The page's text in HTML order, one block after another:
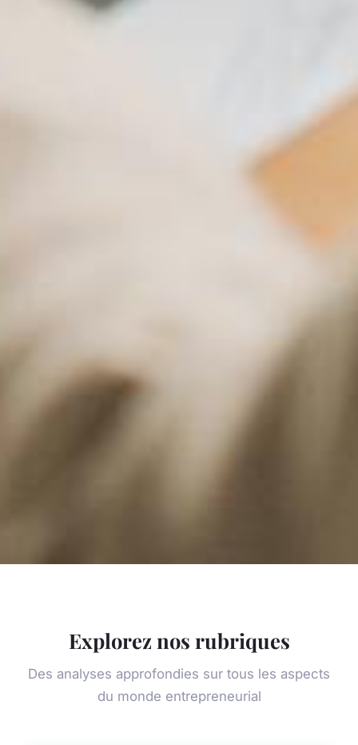
Explorez nos rubriques
Des analyses approfondies sur tous les aspects
du monde entrepreneurial